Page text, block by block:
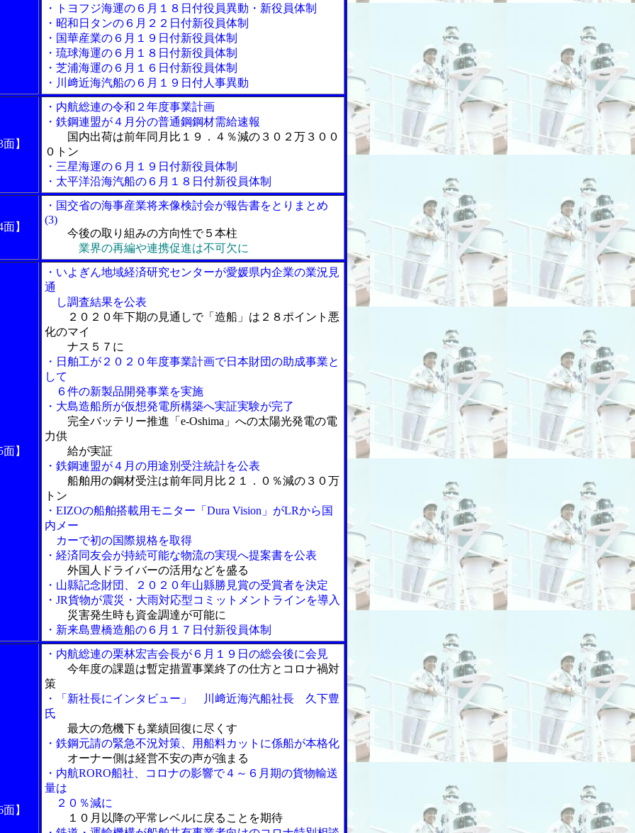
・トヨフジ海運の６月１８日付役員異動・新役員体制
・昭和日タンの６月２２日付新役員体制
・国華産業の６月１９日付新役員体制
・琉球海運の６月１８日付新役員体制
・芝浦海運の６月１６日付新役員体制
・川﨑近海汽船の６月１９日付人事異動
】
・内航総連の令和２年度事業計画
・鉄鋼連盟が４月分の普通鋼鋼材需給速報
国内出荷は前年同月比１９．４％減の３０２万３００
０トン
・三星海運の６月１９日付新役員体制
・太平洋沿海汽船の６月１８日付新役員体制
】
・国交省の海事産業将来像検討会が報告書をとりまとめ
(3)
今後の取り組みの方向性で５本柱
業界の再編や連携促進は不可欠に
】
・いよぎん地域経済研究センターが愛媛県内企業の業況見
通
し調査結果を公表
２０２０年下期の見通しで「造船」は２８ポイント悪
化のマイ
ナス５７に
・日舶工が２０２０年度事業計画で日本財団の助成事業と
して
６件の新製品開発事業を実施
・大島造船所が仮想発電所構築へ実証実験が完了
完全バッテリー推進「e-Oshima」への太陽光発電の電
力供
給が実証
・鉄鋼連盟が４月の用途別受注統計を公表
船舶用の鋼材受注は前年同月比２１．０％減の３０万
トン
・EIZOの船舶搭載用モニター「Dura Vision」がLRから国
内メー
カーで初の国際規格を取得
・経済同友会が持続可能な物流の実現へ提案書を公表
外国人ドライバーの活用などを盛る
・山縣記念財団、２０２０年山縣勝見賞の受賞者を決定
・JR貨物が震災・大雨対応型コミットメントラインを導入
災害発生時も資金調達が可能に
・新来島豊橋造船の６月１７日付新役員体制
】
・内航総連の栗林宏吉会長が６月１９日の総会後に会見
今年度の課題は暫定措置事業終了の仕方とコロナ禍対
策
・「新社長にインタビュー」 川﨑近海汽船社長 久下豊
氏
最大の危機下も業績回復に尽くす
・鉄鋼元請の緊急不況対策、用船料カットに係船が本格化
オーナー側は経営不安の声が強まる
・内航RORO船社、コロナの影響で４～６月期の貨物輸送
量は
２０％減に
１０月以降の平常レベルに戻ることを期待